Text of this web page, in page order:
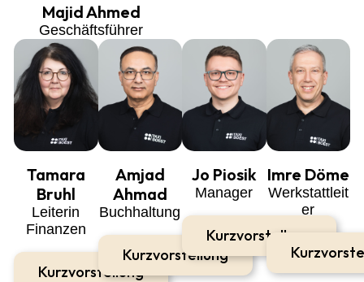
Majid Ahmed
Geschäftsführer
Tamara
Bruhl
Leiterin
Finanzen
Kurzvorstellung
Amjad
Ahmad
Buchhaltung
Kurzvorstellung
Jo Piosik
Manager
Kurzvorstellung
Imre Döme
Werkstattleit
er